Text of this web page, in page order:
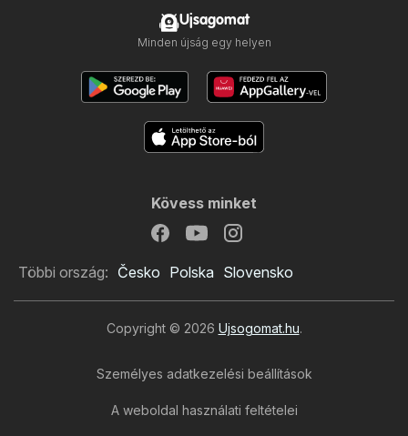
Ujsagomat
Minden újság egy helyen
Kövess minket
Többi ország: Česko Polska Slovensko
Copyright © 2026 Ujsogomat.hu.
Személyes adatkezelési beállítások
A weboldal használati feltételei